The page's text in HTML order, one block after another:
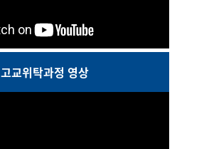
고교위탁과정 영상